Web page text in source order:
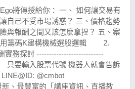
將傳授給你： 一、 如何讓交易有
自己不受市場誘惑？ 三、價格趨勢
與報酬之間又該怎麼拿捏？ 五、案
籌碼K建構機械選股邏輯 2.
實務探討 ---------------------------
只要輸入股票代號 機器人就會告訴
@cmbot
、最豐富的「講座資訊、直播教